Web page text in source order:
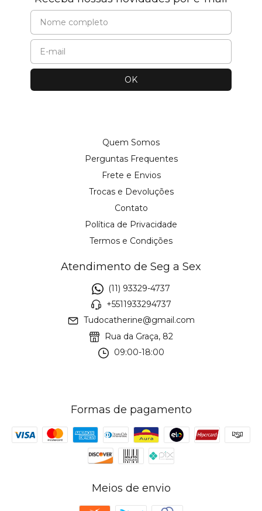
Quem Somos
Perguntas Frequentes
Frete e Envios
Trocas e Devoluções
Contato
Política de Privacidade
Termos e Condições
Atendimento de Seg a Sex
(11) 93329-4737
+5511933294737
Tudocatherine@gmail.com
Rua da Graça, 82
09:00-18:00
Formas de pagamento
Meios de envio